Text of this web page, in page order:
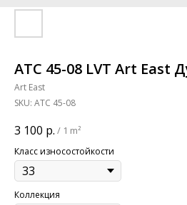
ATC 45-08 LVT Art East
Art East
SKU: ATС 45-08
3 100 р. / 1 m²
Класс износостойкости
Коллекция